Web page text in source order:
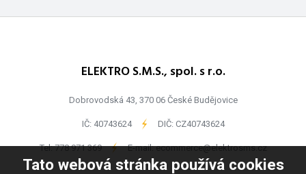
Tato webová stránka používá cookies
ELEKTRO S.M.S., spol. s r.o.
Dobrovodská 43, 370 06 České Budějovice
IČ: 40743624 - DIČ: CZ40743624
Tel:778 971 369 - E-mail:ecommerce@elektrosms.cz